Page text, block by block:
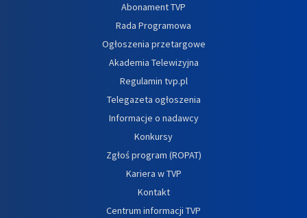
Abonament TVP
Rada Programowa
Ogłoszenia przetargowe
Akademia Telewizyjna
Regulamin tvp.pl
Telegazeta ogłoszenia
Informacje o nadawcy
Konkursy
Zgłoś program (ROPAT)
Kariera w TVP
Kontakt
Centrum informacji TVP